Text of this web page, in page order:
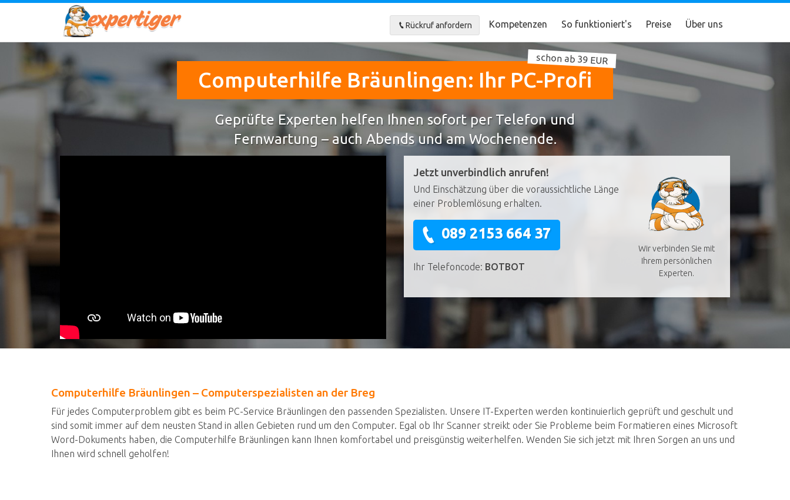
Rückruf anfordern Kompetenzen So funktioniert's Preise Über uns
Computerhilfe Bräunlingen: Ihr PC-Profi
schon ab 39 EUR
Geprüfte Experten helfen Ihnen sofort per Telefon und
Fernwartung – auch Abends und am Wochenende.
Wir verbinden Sie mit
Ihrem persönlichen
Experten.
Jetzt unverbindlich anrufen!
Und Einschätzung über die voraussichtliche Länge
einer Problemlösung erhalten.
089 2153 664 37
Ihr Telefoncode: BOTBOT
Computerhilfe Bräunlingen – Computerspezialisten an der Breg
Für jedes Computerproblem gibt es beim PC-Service Bräunlingen den passenden Spezialisten. Unsere IT-Experten werden kontinuierlich geprüft und geschult und
sind somit immer auf dem neusten Stand in allen Gebieten rund um den Computer. Egal ob Ihr Scanner streikt oder Sie Probleme beim Formatieren eines Microsoft
Word-Dokuments haben, die Computerhilfe Bräunlingen kann Ihnen komfortabel und preisgünstig weiterhelfen. Wenden Sie sich jetzt mit Ihren Sorgen an uns und
Ihnen wird schnell geholfen!